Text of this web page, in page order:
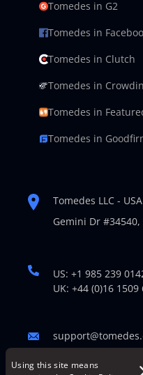
Using this site means
Tomedes in G2
Tomedes in
Tomedes in Clutch
Tomedes in Crowdin
Tomedes in
Tomedes in
Tomedes LLC -
Gemini Dr #34540,
US: +1 985 239
UK: +44 (0)16 1509